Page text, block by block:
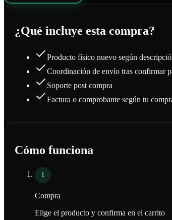
¿Qué incluye esta compra?
Producto físico nuevo según
Coordinación de envío tras confirmar
Soporte post compra
Factura o comprobante según tu
Cómo funciona
1
Compra
Elige el producto y confirma en el carrito